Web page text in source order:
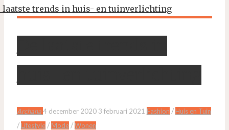
Archana 4 december 2020 3 februari 2021 Fashion / Huis en Tuin
/ Lifestyle/ Mode/Wonen